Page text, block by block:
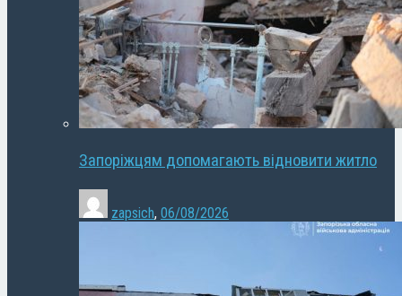
Запоріжцям допомагають відновити житло
zapsich, 06/08/2026